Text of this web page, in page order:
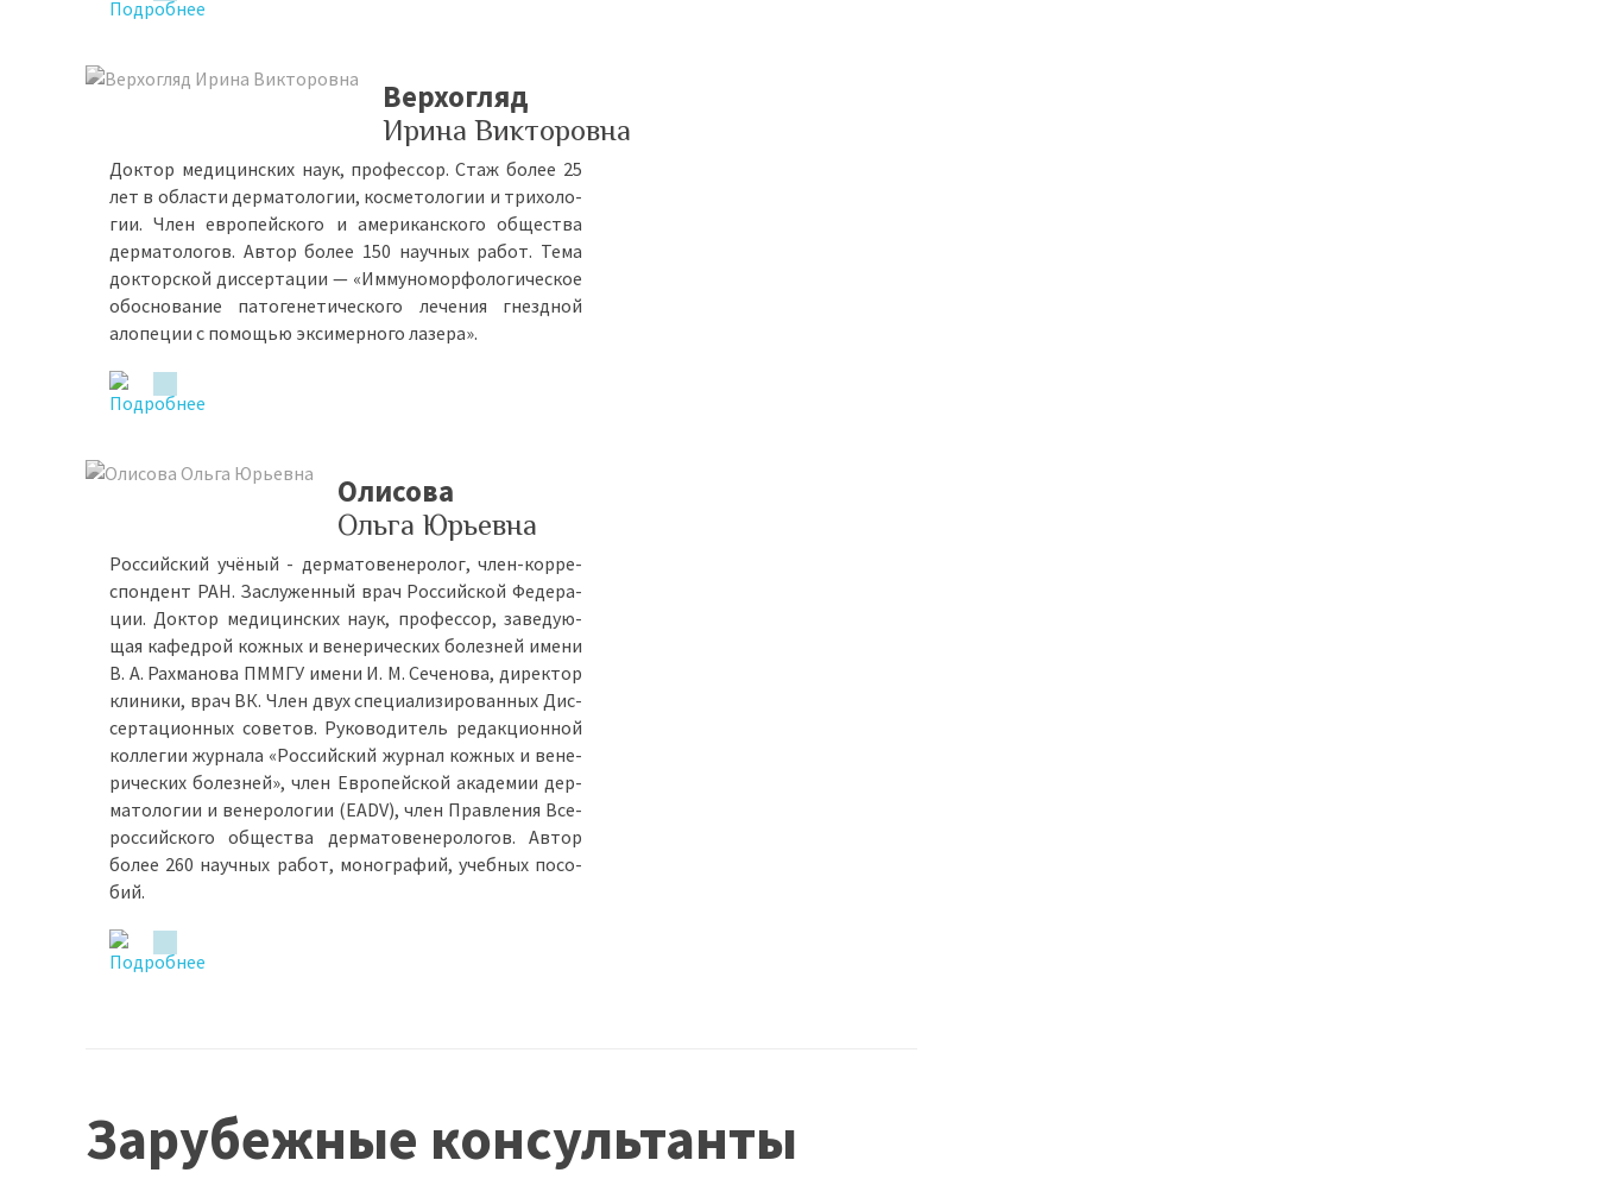
Верхогляд
Ирина Викторовна
Док­тор ме­ди­цин­ских на­ук, про­фес­сор. Стаж бо­лее 25
лет в об­ла­сти дер­ма­то­ло­гии, кос­ме­то­ло­гии и три­хо­ло­
гии. Член ев­ро­пей­ско­го и аме­ри­кан­ско­го об­ще­ства
дер­ма­то­ло­гов. Ав­тор бо­лее 150 на­уч­ных ра­бот. Те­ма
док­тор­ской дис­сер­та­ции — «Им­му­но­мор­фо­ло­ги­че­ское
обос­но­ва­ние па­то­ге­не­ти­че­ско­го ле­че­ния гнезд­ной
ало­пе­ции с по­мо­щью эк­си­мер­но­го ла­зе­ра».
Олисова
Ольга Юрьевна
Рос­сий­ский учё­ный - дер­ма­то­ве­не­ро­лог, член-кор­ре­
спон­дент РАН. За­слу­жен­ный врач Рос­сий­ской Фе­де­ра­
ции. Док­тор ме­ди­цин­ских на­ук, про­фес­сор, за­ве­ду­ю­
щая ка­фед­рой кож­ных и ве­не­ри­че­ских бо­лез­ней име­ни
В. А. Рах­ма­но­ва ПММГУ име­ни И. М. Се­че­но­ва, ди­рек­тор
кли­ни­ки, врач ВК. Член двух спе­ци­а­ли­зи­ро­ван­ных Дис­
сер­та­ци­он­ных со­ве­тов. Ру­ко­во­ди­тель ре­дак­ци­он­ной
кол­ле­гии жур­на­ла «Рос­сий­ский жур­нал кож­ных и ве­не­
ри­че­ских бо­лез­ней», член Ев­ро­пей­ской ака­де­мии дер­
ма­то­ло­гии и ве­не­ро­ло­гии (EADV), член Прав­ле­ния Все­
рос­сий­ско­го об­ще­ства дер­ма­то­ве­не­ро­ло­гов. Ав­тор
бо­лее 260 на­уч­ных ра­бот, мо­но­гра­фий, учеб­ных по­со­
бий.
Зарубежные консультанты